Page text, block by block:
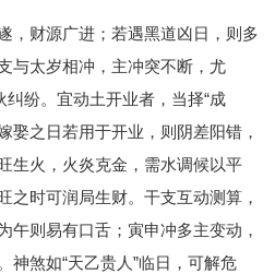
，财源广进；若遇黑道凶日，则多
与太岁相冲，主冲突不断，尤
纠纷。宜动土开业者，当择“成
娶之日若用于开业，则阴差阳错，
生火，火炎克金，需水调候以平
之时可润局生财。干支互动测算，
午则易有口舌；寅申冲多主变动，
神煞如“天乙贵人”临日，可解危